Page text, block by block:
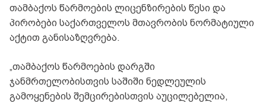
თამბაქოს წარმოების ლიცენზირების წესი და
პირობები საქართველოს მთავრობის ნორმატიული
აქტით განისაზღვრება.
„თამბაქოს წარმოების დარგში
ჯანმრთელობისთვის საშიში ნედლეულის
გამოყენების შემცირებისთვის აუცილებელია,